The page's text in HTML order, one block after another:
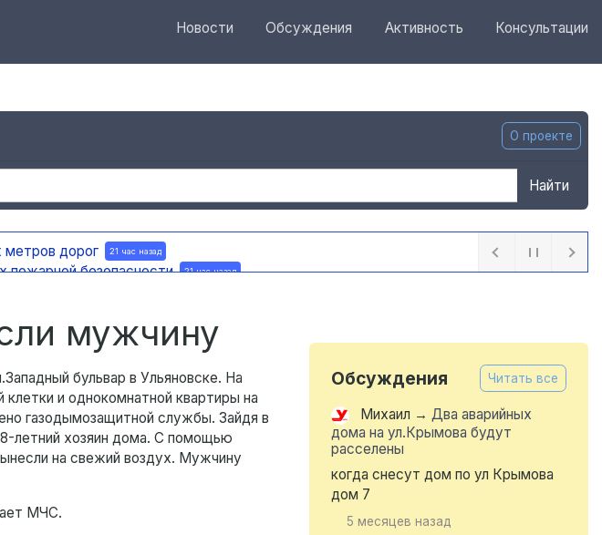
Новости Обсуждения Активность Консультации
О проекте
Найти
метров дорог 21 час назад
пожарной безопасности 21 час назад
мужчину
бульвар в Ульяновске. На
и однокомнатной квартиры на
газодымозащитной службы. Зайдя в
летний хозяин дома. С помощью
на свежий воздух. Мужчину
МЧС.
Обсуждения Читать все
Михаил → Два аварийных
дома на ул.Крымова будут
расселены
когда снесут дом по ул Крымова
дом 7
5 месяцев назад